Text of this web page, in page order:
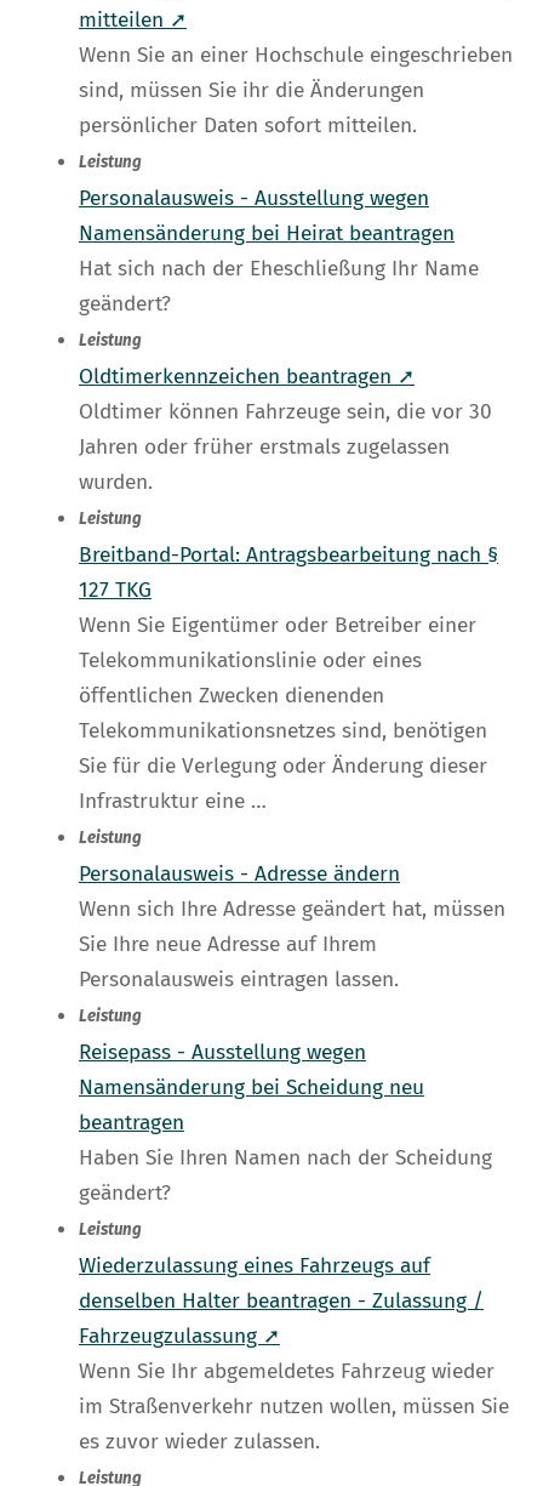
mitteilen ➚
Wenn Sie an einer Hochschule eingeschrieben
sind, müssen Sie ihr die Änderungen
persönlicher Daten sofort mitteilen.
Leistung
Personalausweis - Ausstellung wegen
Namensänderung bei Heirat beantragen
Hat sich nach der Eheschließung Ihr Name
geändert?
Leistung
Oldtimerkennzeichen beantragen ➚
Oldtimer können Fahrzeuge sein, die vor 30
Jahren oder früher erstmals zugelassen
wurden.
Leistung
Breitband-Portal: Antragsbearbeitung nach §
127 TKG
Wenn Sie Eigentümer oder Betreiber einer
Telekommunikationslinie oder eines
öffentlichen Zwecken dienenden
Telekommunikationsnetzes sind, benötigen
Sie für die Verlegung oder Änderung dieser
Infrastruktur eine …
Leistung
Personalausweis - Adresse ändern
Wenn sich Ihre Adresse geändert hat, müssen
Sie Ihre neue Adresse auf Ihrem
Personalausweis eintragen lassen.
Leistung
Reisepass - Ausstellung wegen
Namensänderung bei Scheidung neu
beantragen
Haben Sie Ihren Namen nach der Scheidung
geändert?
Leistung
Wiederzulassung eines Fahrzeugs auf
denselben Halter beantragen - Zulassung /
Fahrzeugzulassung ➚
Wenn Sie Ihr abgemeldetes Fahrzeug wieder
im Straßenverkehr nutzen wollen, müssen Sie
es zuvor wieder zulassen.
Leistung